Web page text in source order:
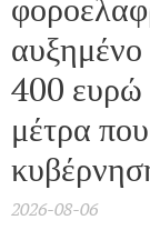
αυξημένο
400
μέτρα
2026-08-06